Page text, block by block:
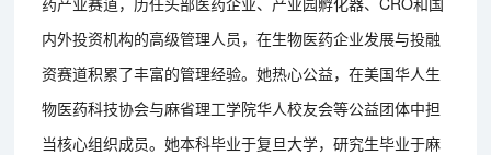
内外投资机构的高级管理人员，在生物医药企业发展与投融
资赛道积累了丰富的管理经验。她热心公益，在美国华人生
物医药科技协会与麻省理工学院华人校友会等公益团体中担
当核心组织成员。她本科毕业于复旦大学，研究生毕业于麻